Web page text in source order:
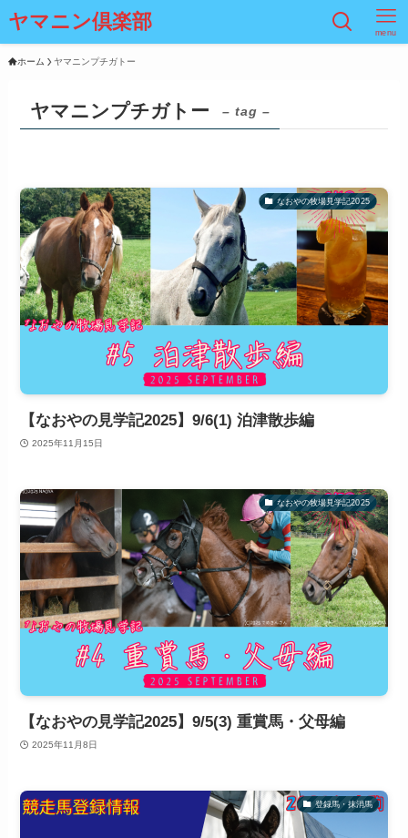
ヤマニン倶楽部 menu
ホーム ヤマニンプチガトー
ヤマニンプチガトー – tag –
なおやの牧場見学記2025
【なおやの見学記2025】9/6(1) 泊津散歩編
2025年11月15日
なおやの牧場見学記2025
【なおやの見学記2025】9/5(3) 重賞馬・父母編
2025年11月8日
登録馬・抹消馬